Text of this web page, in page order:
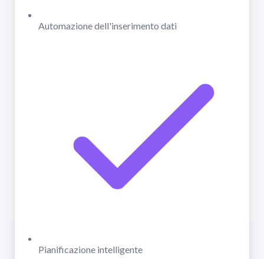
Automazione dell'inserimento dati
Pianificazione intelligente